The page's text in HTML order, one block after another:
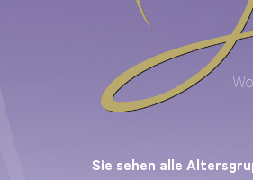
Sie sehen alle